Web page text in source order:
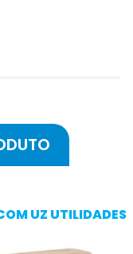
UZ UTILIDADES